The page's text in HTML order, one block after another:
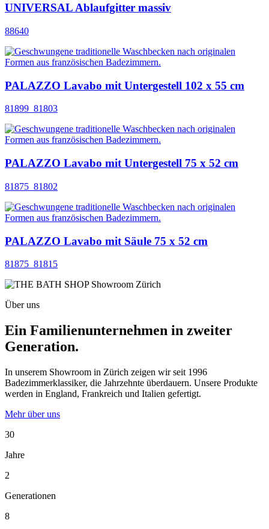
UNIVERSAL Ablaufgitter massiv
88640
PALAZZO Lavabo mit Untergestell 102 x 55 cm
81899_81803
PALAZZO Lavabo mit Untergestell 75 x 52 cm
81875_81802
PALAZZO Lavabo mit Säule 75 x 52 cm
81875_81815
Über uns
Ein Familienunternehmen in zweiter
Generation.
In unserem Showroom in Zürich zeigen wir seit 1996
Badezimmerklassiker, die Jahrzehnte überdauern. Unsere Produkte
werden in England, Frankreich und Italien gefertigt.
Mehr über uns
30
Jahre
2
Generationen
8